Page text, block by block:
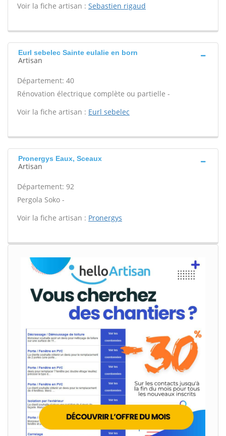
Voir la fiche artisan : Sebastien rigaud
Eurl sebelec Sainte eulalie en born
Artisan
Département: 40
Rénovation électrique complète ou partielle -
Voir la fiche artisan : Eurl sebelec
Pronergys Eaux, Sceaux
Artisan
Département: 92
Pergola Soko -
Voir la fiche artisan : Pronergys